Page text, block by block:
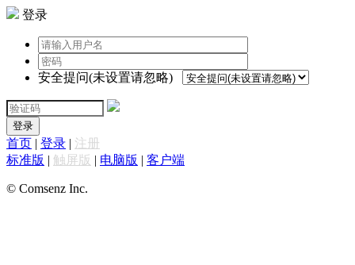
登录
安全提问(未设置请忽略)
登录
首页 | 登录 | 注册
标准版 | 触屏版 | 电脑版 | 客户端
© Comsenz Inc.